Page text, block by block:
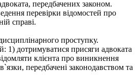
передбачених законом.
перевірки відомостей про
справі.
проступку.
1) дотримуватися присяги адвоката
клієнта про виникнення
передбачені законодавством та